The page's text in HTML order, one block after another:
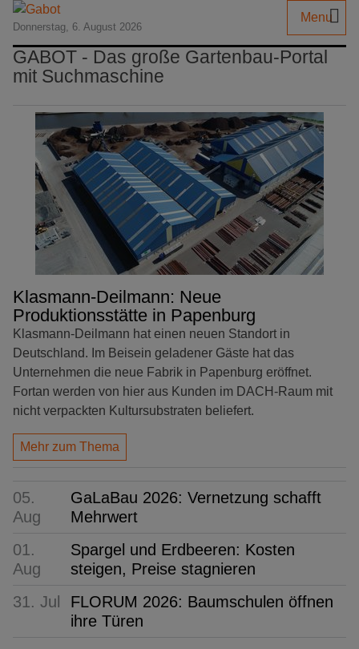
Donnerstag, 6. August 2026
Menu
GABOT - Das große Gartenbau-Portal
mit Suchmaschine
Klasmann-Deilmann: Neue
Produktionsstätte in Papenburg
Klasmann-Deilmann hat einen neuen Standort in
Deutschland. Im Beisein geladener Gäste hat das
Unternehmen die neue Fabrik in Papenburg eröffnet.
Fortan werden von hier aus Kunden im DACH-Raum mit
nicht verpackten Kultursubstraten beliefert.
Mehr zum Thema
05.
Aug
GaLaBau 2026: Vernetzung schafft
Mehrwert
01.
Aug
Spargel und Erdbeeren: Kosten
steigen, Preise stagnieren
31. Jul
FLORUM 2026: Baumschulen öffnen
ihre Türen